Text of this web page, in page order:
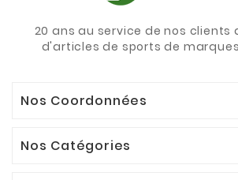
20 ans au service de nos clients
d'articles de sports de
Nos Coordonnées
Nos Catégories